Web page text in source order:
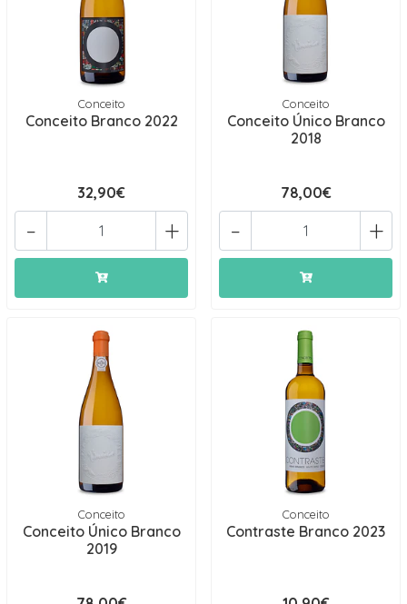
Conceito
Conceito Branco 2022
32,90€
+
-
Conceito
Conceito Único Branco
2018
78,00€
+
-
Conceito
Conceito Único Branco
2019
Conceito
Contraste Branco 2023